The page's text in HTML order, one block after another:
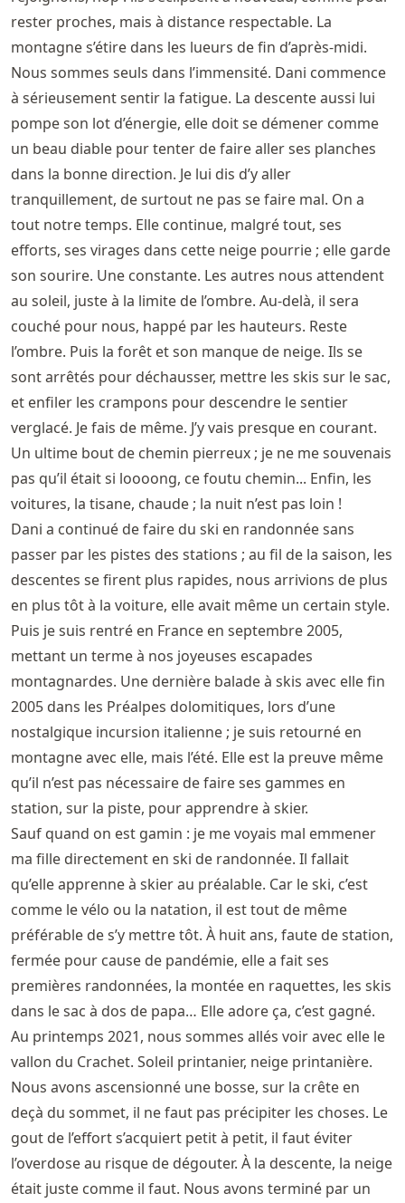
rester proches, mais à distance respectable. La
montagne s’étire dans les lueurs de fin d’après-midi.
Nous sommes seuls dans l’immensité. Dani commence
à sérieusement sentir la fatigue. La descente aussi lui
pompe son lot d’énergie, elle doit se démener comme
un beau diable pour tenter de faire aller ses planches
dans la bonne direction. Je lui dis d’y aller
tranquillement, de surtout ne pas se faire mal. On a
tout notre temps. Elle continue, malgré tout, ses
efforts, ses virages dans cette neige pourrie ; elle garde
son sourire. Une constante. Les autres nous attendent
au soleil, juste à la limite de l’ombre. Au-delà, il sera
couché pour nous, happé par les hauteurs. Reste
l’ombre. Puis la forêt et son manque de neige. Ils se
sont arrêtés pour déchausser, mettre les skis sur le sac,
et enfiler les crampons pour descendre le sentier
verglacé. Je fais de même. J’y vais presque en courant.
Un ultime bout de chemin pierreux ; je ne me souvenais
pas qu’il était si loooong, ce foutu chemin... Enfin, les
voitures, la tisane, chaude ; la nuit n’est pas loin !
Dani a continué de faire du ski en randonnée sans
passer par les pistes des stations ; au fil de la saison, les
descentes se firent plus rapides, nous arrivions de plus
en plus tôt à la voiture, elle avait même un certain style.
Puis je suis rentré en France en septembre 2005,
mettant un terme à nos joyeuses escapades
montagnardes. Une dernière balade à skis avec elle fin
2005 dans les Préalpes dolomitiques, lors d’une
nostalgique incursion italienne ; je suis retourné en
montagne avec elle, mais l’été. Elle est la preuve même
qu’il n’est pas nécessaire de faire ses gammes en
station, sur la piste, pour apprendre à skier.
Sauf quand on est gamin : je me voyais mal emmener
ma fille directement en ski de randonnée. Il fallait
qu’elle apprenne à skier au préalable. Car le ski, c’est
comme le vélo ou la natation, il est tout de même
préférable de s’y mettre tôt. À huit ans, faute de station,
fermée pour cause de pandémie, elle a fait ses
premières randonnées, la montée en raquettes, les skis
dans le sac à dos de papa… Elle adore ça, c’est gagné.
Au printemps 2021, nous sommes allés voir avec elle le
vallon du Crachet. Soleil printanier, neige printanière.
Nous avons ascensionné une bosse, sur la crête en
deçà du sommet, il ne faut pas précipiter les choses. Le
gout de l’effort s’acquiert petit à petit, il faut éviter
l’overdose au risque de dégouter. À la descente, la neige
était juste comme il faut. Nous avons terminé par un